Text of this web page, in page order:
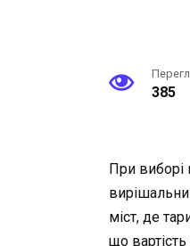
385
При виборі
міст, де
що